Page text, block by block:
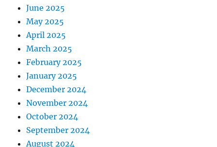
June 2025
May 2025
April 2025
March 2025
February 2025
January 2025
December 2024
November 2024
October 2024
September 2024
August 2024